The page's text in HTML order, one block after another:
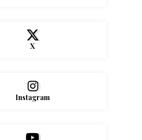
X
Instagram